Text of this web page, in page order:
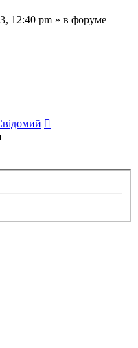
12:40 pm » в форуме